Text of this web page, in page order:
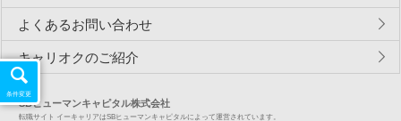
条件変更
よくあるお問い合わせ
キャリオクのご紹介
SBヒューマンキャピタル株式会社
転職サイト イーキャリアはSBヒューマンキャピタルによって運営されています。